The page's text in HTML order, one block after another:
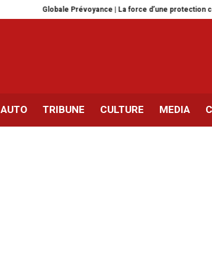
Globale Prévoyance | La force d’une protection complète
AUTO TRIBUNE CULTURE MEDIA